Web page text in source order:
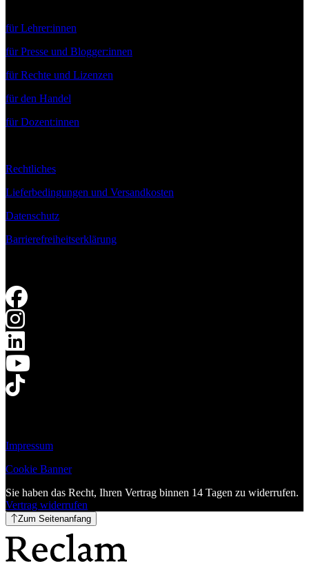
für Lehrer:innen
für Presse und Blogger:innen
für Rechte und Lizenzen
für den Handel
für Dozent:innen
Rechtliches
Lieferbedingungen und Versandkosten
Datenschutz
Barrierefreiheitserklärung
Impressum
Cookie Banner
Sie haben das Recht, Ihren Vertrag binnen 14 Tagen zu widerrufen.
Vertrag widerrufen
Zum Seitenanfang